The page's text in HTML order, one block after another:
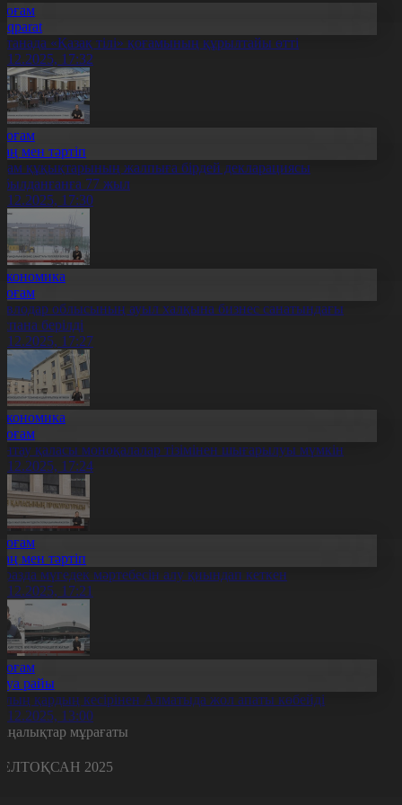
«Қазақ тілі» қоғамының құрылтайы өтті
17:32
мен тәртіп
құқықтарының жалпыға бірдей декларациясы
77 жыл
17:30
облысының ауыл халқына бизнес санатындағы
берілді
17:27
қаласы моноқалалар тізімінен шығарылуы мүмкін
17:24
мен тәртіп
мүгедек мәртебесін алу қиындап кеткен
17:21
райы
қардың кесірінен Алматыда жол апаты көбейді
13:00
мұрағаты
2025